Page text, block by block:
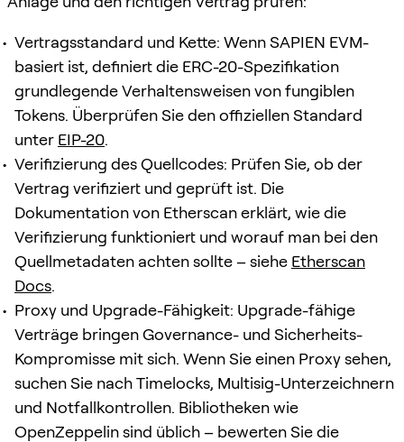
Vertragsstandard und Kette: Wenn SAPIEN EVM-
basiert ist, definiert die ERC-20-Spezifikation
grundlegende Verhaltensweisen von fungiblen
Tokens. Überprüfen Sie den offiziellen Standard
unter EIP-20.
Verifizierung des Quellcodes: Prüfen Sie, ob der
Vertrag verifiziert und geprüft ist. Die
Dokumentation von Etherscan erklärt, wie die
Verifizierung funktioniert und worauf man bei den
Quellmetadaten achten sollte – siehe Etherscan
Docs.
Proxy und Upgrade-Fähigkeit: Upgrade-fähige
Verträge bringen Governance- und Sicherheits-
Kompromisse mit sich. Wenn Sie einen Proxy sehen,
suchen Sie nach Timelocks, Multisig-Unterzeichnern
und Notfallkontrollen. Bibliotheken wie
OpenZeppelin sind üblich – bewerten Sie die